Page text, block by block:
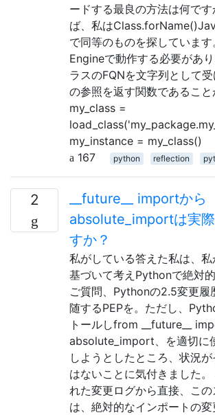
ードする最良の方法は何で
ば、私は
で同等のものを探していま
Engineで動作する必要があ
ラスのFQNを文字列として
の参照を返す関数であること
my_class =
my_instance = my_class()
167
python reflection
2
__future__ importから
absolute_importは実
すか？
私がしている答えた私は、
基づいて考えPythonで絶対
ご質問、Pythonの2.5変更履
随するPEPを。ただし、
トールしfrom __future__
absolute_import、を適切に
しようとしたところ、状況
はないことに気付きました
れた変更ログから直接、この
は、絶対的なインポートの